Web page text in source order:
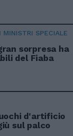
MINISTRI SPECIALE
sorpresa ha
del Fiaba
d'artificio
sul palco